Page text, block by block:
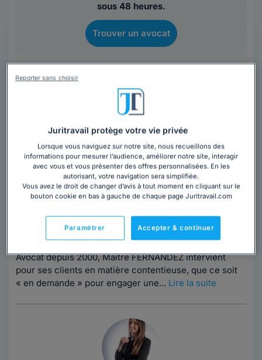
sous 48 heures.
Trouver un avocat
Maître Pierre FERNANDEZ
Avocat au barreau de Paris
Paris,Paris 8ème, 75008
26 années d'expérience
Contacter cet avocat
Avocat depuis 2000, Maître FERNANDEZ intervient
pour ses clients en matière contentieuse, que ce soit
« en demande » pour engager une... Lire la suite
Juritravail protège votre vie privée
Lorsque vous naviguez sur notre site, nous recueillons des
informations pour mesurer l’audience, améliorer notre site, interagir
avec vous et vous présenter des offres personnalisées. En les
autorisant, votre navigation sera simplifiée.
Vous avez le droit de changer d’avis à tout moment en cliquant sur le
bouton cookie en bas à gauche de chaque page Juritravail.com
Accepter & continuer
Paramétrer
Reporter sans choisir